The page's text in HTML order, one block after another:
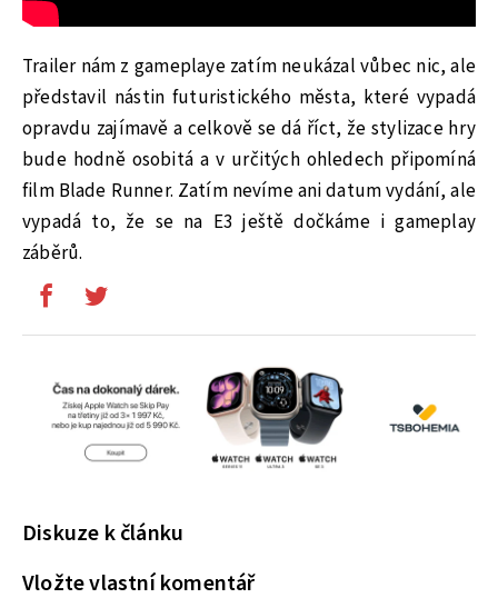
Trailer nám z gameplaye zatím neukázal vůbec nic, ale
představil nástin futuristického města, které vypadá
opravdu zajímavě a celkově se dá říct, že stylizace hry
bude hodně osobitá a v určitých ohledech připomíná
film Blade Runner. Zatím nevíme ani datum vydání, ale
vypadá to, že se na E3 ještě dočkáme i gameplay
záběrů.
Diskuze k článku
Vložte vlastní komentář